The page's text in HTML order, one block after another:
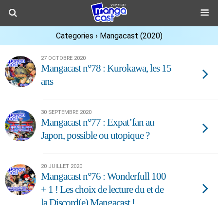
Categories › Mangacast (2020)
27 OCTOBRE 2020
Mangacast n°78 : Kurokawa, les 15
ans
30 SEPTEMBRE 2020
Mangacast n°77 : Expat’fan au
Japon, possible ou utopique ?
20 JUILLET 2020
Mangacast n°76 : Wonderfull 100
+ 1 ! Les choix de lecture du et de
la Discord(e) Mangacast !